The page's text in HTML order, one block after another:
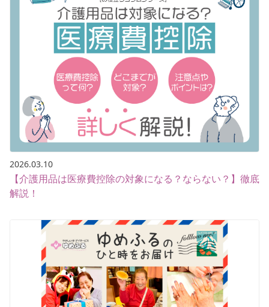
2026.03.10
【介護用品は医療費控除の対象になる？ならない？】徹底
解説！